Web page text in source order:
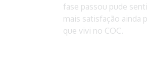
fase passou pude
mais satisfação ainda
que vivi no COC.